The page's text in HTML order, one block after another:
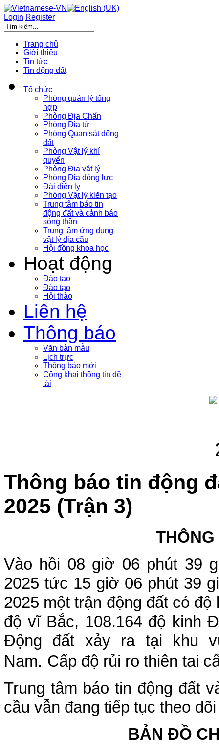
Login Register
Trang chủ
Giới thiệu
Tin tức
Tin động đất
Tổ chức
Phòng quản lý tổng
hợp
Phòng Địa Chấn
Phòng Địa từ
Phòng Quan sát động
đất
Phòng Vật lý khí
quyển
Phòng Địa vật lý
Phòng Địa động lực
Đài điện ly
Phòng Vật lý kiến tạo
Trung tâm báo tin
động đất và cảnh báo
sóng thần
Trung tâm ứng dụng
vật lý địa cầu
Hội đồng khoa học
Hoạt động
Đào tạo
Đào tạo
Hội thảo
Liên hệ
Thông báo
Văn bản mẫu
Lịch trực
Thông báo mới
Công khai thông tin đề
tài
Thông báo tin động
2025 (Trận 3)
Vào hồi 08 giờ 06 phút 39 g
2025 tức 15 giờ 06 phút 39
2025 một trận động đất có
độ vĩ Bắc, 108.164 độ kinh
Động đất xảy ra tại khu
Nam. Cấp độ rủi ro thiên tai
Trung tâm báo tin động đất
cầu vẫn đang tiếp tục theo
BẢN ĐỒ